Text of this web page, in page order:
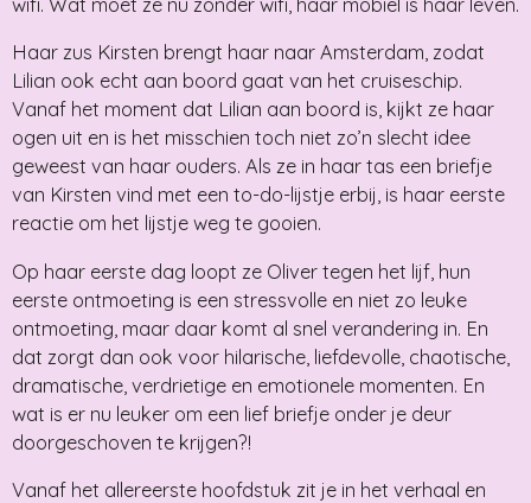
Haar zus Kirsten brengt haar naar Amsterdam, zodat
Lilian ook echt aan boord gaat van het cruiseschip.
Vanaf het moment dat Lilian aan boord is, kijkt ze haar
ogen uit en is het misschien toch niet zo’n slecht idee
geweest van haar ouders. Als ze in haar tas een briefje
van Kirsten vind met een to-do-lijstje erbij, is haar eerste
reactie om het lijstje weg te gooien.
Op haar eerste dag loopt ze Oliver tegen het lijf, hun
eerste ontmoeting is een stressvolle en niet zo leuke
ontmoeting, maar daar komt al snel verandering in. En
dat zorgt dan ook voor hilarische, liefdevolle, chaotische,
dramatische, verdrietige en emotionele momenten. En
wat is er nu leuker om een lief briefje onder je deur
doorgeschoven te krijgen?!
Vanaf het allereerste hoofdstuk zit je in het verhaal en